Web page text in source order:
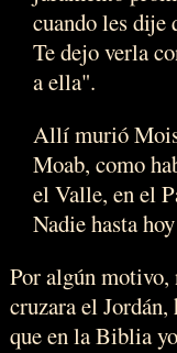
cuando les dije
Te dejo verla
a ella".
Allí murió
Moab, como
el Valle, en el
Nadie hasta
Por algún motivo,
cruzara el
que en la Biblia